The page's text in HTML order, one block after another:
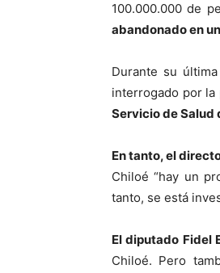
100.000.000 de
abandonado en
Durante su
interrogado por
Servicio de Salud
En tanto, el
Chiloé “hay un
tanto, se está
El diputado Fidel
Chiloé. Pero